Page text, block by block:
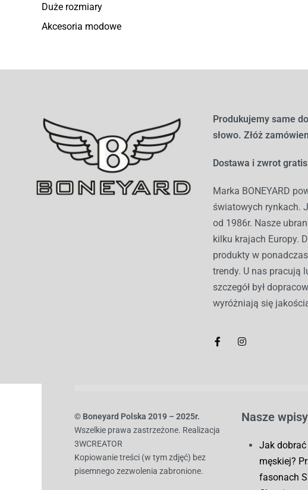
Duże rozmiary
Akcesoria modowe
Produkujemy same
słowo. Złóż
Dostawa i zwrot
Marka BONEYARD
światowych rynkach.
od 1986r. Nasze
kilku krajach Europy.
produkty w
trendy. U nas pracują
szczegół był
wyróżniają się
© Boneyard Polska 2019 – 2025r.
Wszelkie prawa zastrzeżone. Realizacja
3WCREATOR
Kopiowanie treści (w tym zdjęć) bez
pisemnego zezwolenia zabronione.
Nasze wpisy
Jak
męskiej?
fasonach